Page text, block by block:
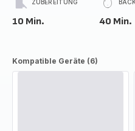
ZUBEREITUNG
10 Min. 40 Min.
Kompatible Geräte (6)